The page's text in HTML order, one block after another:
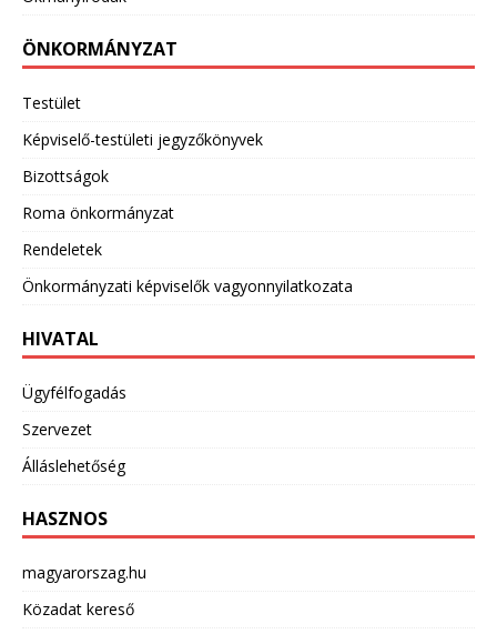
ÖNKORMÁNYZAT
Testület
Képviselő-testületi jegyzőkönyvek
Bizottságok
Roma önkormányzat
Rendeletek
Önkormányzati képviselők vagyonnyilatkozata
HIVATAL
Ügyfélfogadás
Szervezet
Álláslehetőség
HASZNOS
magyarorszag.hu
Közadat kereső